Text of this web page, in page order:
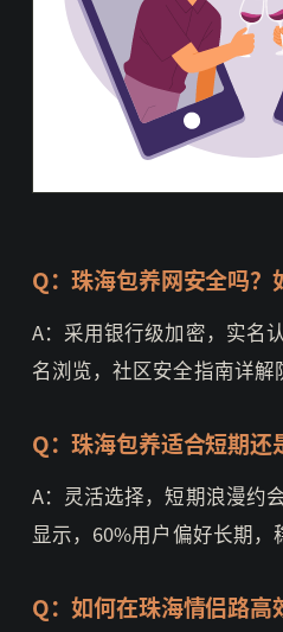
Q：珠海包养网安全吗？
A：采用银行级加密，实名
名浏览，社区安全指南详解
Q：珠海包养适合短期还
A：灵活选择，短期浪漫约
显示，60%用户偏好长期，
Q：如何在珠海情侣路高